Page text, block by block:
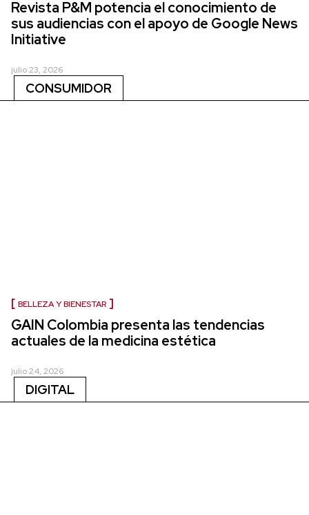
Revista P&M potencia el conocimiento de
sus audiencias con el apoyo de Google News
Initiative
julio 23, 2026
CONSUMIDOR
BELLEZA Y BIENESTAR
GAIN Colombia presenta las tendencias
actuales de la medicina estética
julio 24, 2026
DIGITAL